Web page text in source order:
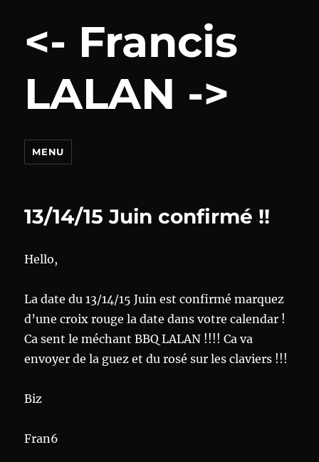
<- Francis
LALAN ->
MENU
13/14/15 Juin confirmé !!
Hello,
La date du 13/14/15 Juin est confirmé marquez
d’une croix rouge la date dans votre calendar !
Ca sent le méchant BBQ LALAN !!!! Ca va
envoyer de la guez et du rosé sur les claviers !!!
Biz
Fran6